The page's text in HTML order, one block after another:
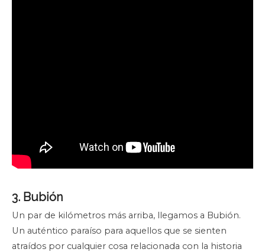
3. Bubión
Un par de kilómetros más arriba, llegamos a Bubión.
Un auténtico paraíso para aquellos que se sienten
atraídos por cualquier cosa relacionada con la historia